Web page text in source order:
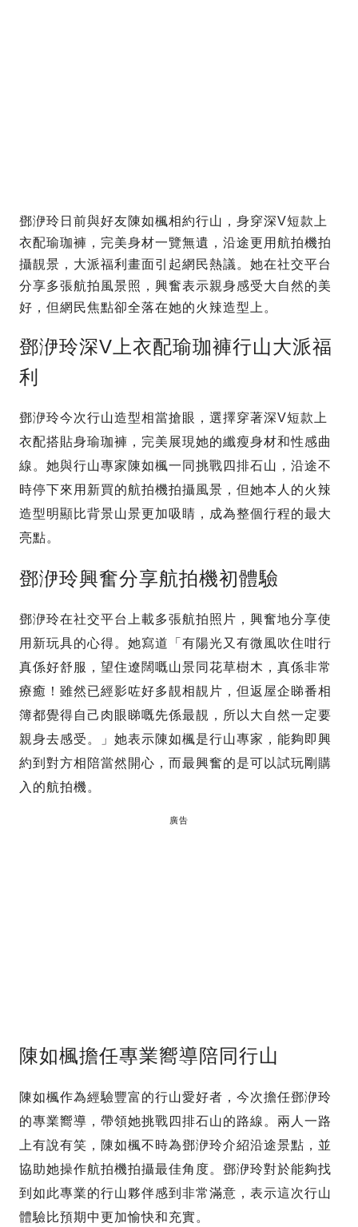
鄧洢玲日前與好友陳如楓相約行山，身穿深V短款上
衣配瑜珈褲，完美身材一覽無遺，沿途更用航拍機拍
攝靚景，大派福利畫面引起網民熱議。她在社交平台
分享多張航拍風景照，興奮表示親身感受大自然的美
好，但網民焦點卻全落在她的火辣造型上。
鄧洢玲深V上衣配瑜珈褲行山大派福
利
鄧洢玲今次行山造型相當搶眼，選擇穿著深V短款上
衣配搭貼身瑜珈褲，完美展現她的纖瘦身材和性感曲
線。她與行山專家陳如楓一同挑戰四排石山，沿途不
時停下來用新買的航拍機拍攝風景，但她本人的火辣
造型明顯比背景山景更加吸睛，成為整個行程的最大
亮點。
鄧洢玲興奮分享航拍機初體驗
鄧洢玲在社交平台上載多張航拍照片，興奮地分享使
用新玩具的心得。她寫道「有陽光又有微風吹住咁行
真係好舒服，望住遼闊嘅山景同花草樹木，真係非常
療癒！雖然已經影咗好多靚相靚片，但返屋企睇番相
簿都覺得自己肉眼睇嘅先係最靚，所以大自然一定要
親身去感受。」她表示陳如楓是行山專家，能夠即興
約到對方相陪當然開心，而最興奮的是可以試玩剛購
入的航拍機。
廣告
陳如楓擔任專業嚮導陪同行山
陳如楓作為經驗豐富的行山愛好者，今次擔任鄧洢玲
的專業嚮導，帶領她挑戰四排石山的路線。兩人一路
上有說有笑，陳如楓不時為鄧洢玲介紹沿途景點，並
協助她操作航拍機拍攝最佳角度。鄧洢玲對於能夠找
到如此專業的行山夥伴感到非常滿意，表示這次行山
體驗比預期中更加愉快和充實。